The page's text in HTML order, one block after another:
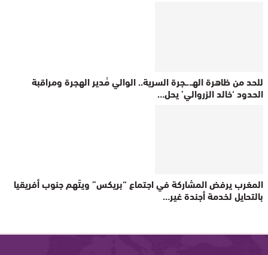
للحد من ظاهرة الهـ..ـجرة السرية.. الوالي مُدير الهجرة ومراقبة
الحدود ‘خالد الزروالي’ يحل…
المغرب يرفض المشاركة في اجتماع “بريكس” ويتّهم جنوب أفريقيا
بالتحايل لخدمة أجندة غير…